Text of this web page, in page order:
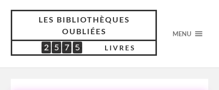
LES BIBLIOTHÈQUES
OUBLIÉES
2
5
2 5
3
5 7
1
7 5
7
5 LIVRES
MENU